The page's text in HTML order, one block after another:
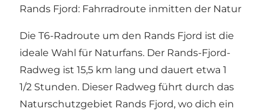
Rands Fjord: Fahrradroute inmitten der Natur
Die T6-Radroute um den Rands Fjord ist die
ideale Wahl für Naturfans. Der Rands-Fjord-
Radweg ist 15,5 km lang und dauert etwa 1
1/2 Stunden. Dieser Radweg führt durch das
Naturschutzgebiet Rands Fjord, wo dich ein